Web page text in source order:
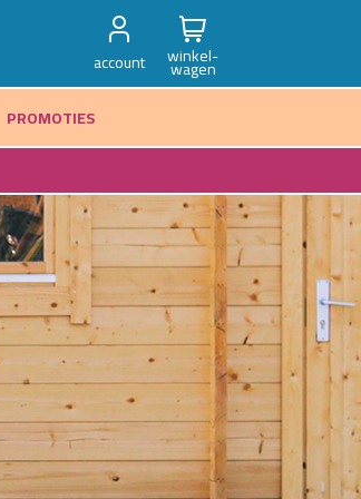
account winkel-
wagen
PROMOTIES